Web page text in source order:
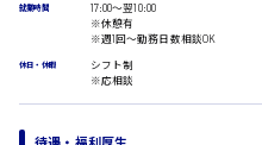
DTPオペレーター
CADオペレーター
校正・編集
システムエンジニア
広島市安佐北区
時給1500円以上
就業時間
17:00〜翌10:00
※休憩有
※週1回〜勤務日数相談OK
休日・休暇
シフト制
※応相談
待遇・福利厚生